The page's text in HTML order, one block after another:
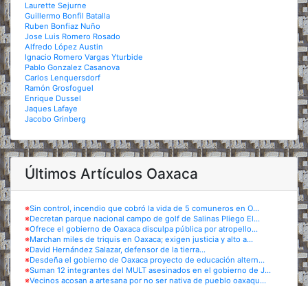
Laurette Sejurne
Guillermo Bonfil Batalla
Ruben Bonfiaz Nuño
Jose Luis Romero Rosado
Alfredo López Austin
Ignacio Romero Vargas Yturbide
Pablo Gonzalez Casanova
Carlos Lenquersdorf
Ramón Grosfoguel
Enrique Dussel
Jaques Lafaye
Jacobo Grinberg
Últimos Artículos Oaxaca
※Sin control, incendio que cobró la vida de 5 comuneros en O...
※Decretan parque nacional campo de golf de Salinas Pliego El...
※Ofrece el gobierno de Oaxaca disculpa pública por atropello...
※Marchan miles de triquis en Oaxaca; exigen justicia y alto a...
※David Hernández Salazar, defensor de la tierra...
※Desdeña el gobierno de Oaxaca proyecto de educación altern...
※Suman 12 integrantes del MULT asesinados en el gobierno de J...
※Vecinos acosan a artesana por no ser nativa de pueblo oaxaqu...